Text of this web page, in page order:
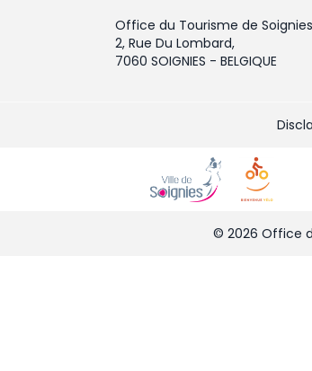
Office du Tourisme de Soignies
2, Rue Du Lombard,
7060 SOIGNIES - BELGIQUE
© 2026 Office